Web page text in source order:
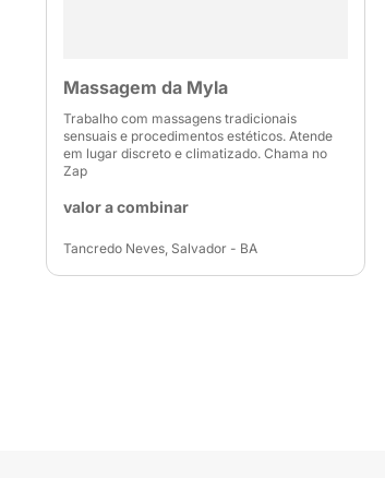
Massagem da Myla
Trabalho com massagens tradicionais
sensuais e procedimentos estéticos. Atende
em lugar discreto e climatizado. Chama no
Zap
valor a combinar
Tancredo Neves, Salvador - BA